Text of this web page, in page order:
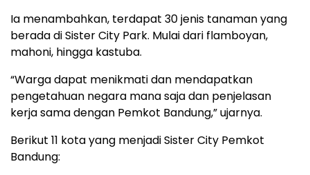
Ia menambahkan, terdapat 30 jenis tanaman yang
berada di Sister City Park. Mulai dari flamboyan,
mahoni, hingga kastuba.
“Warga dapat menikmati dan mendapatkan
pengetahuan negara mana saja dan penjelasan
kerja sama dengan Pemkot Bandung,” ujarnya.
Berikut 11 kota yang menjadi Sister City Pemkot
Bandung: